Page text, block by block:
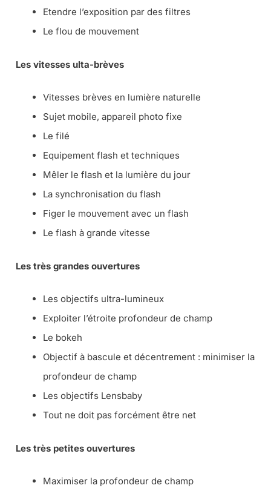
Etendre l’exposition par des filtres
Le flou de mouvement
Les vitesses ulta-brèves
Vitesses brèves en lumière naturelle
Sujet mobile, appareil photo fixe
Le filé
Equipement flash et techniques
Mêler le flash et la lumière du jour
La synchronisation du flash
Figer le mouvement avec un flash
Le flash à grande vitesse
Les très grandes ouvertures
Les objectifs ultra-lumineux
Exploiter l’étroite profondeur de champ
Le bokeh
Objectif à bascule et décentrement : minimiser la
profondeur de champ
Les objectifs Lensbaby
Tout ne doit pas forcément être net
Les très petites ouvertures
Maximiser la profondeur de champ